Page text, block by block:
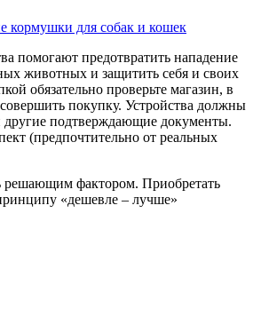
кормушки для собак и кошек
помогают предотвратить нападение
животных и защитить себя и своих
обязательно проверьте магазин, в
покупку. Устройства должны
другие подтверждающие документы.
(предпочтительно от реальных
решающим фактором. Приобретать
«дешевле – лучше»